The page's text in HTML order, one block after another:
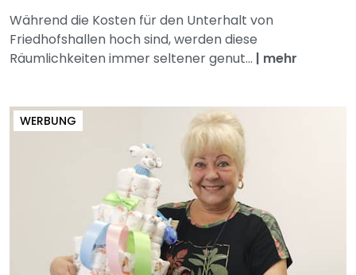
Während die Kosten für den Unterhalt von
Friedhofshallen hoch sind, werden diese
Räumlichkeiten immer seltener genut... | mehr
WERBUNG